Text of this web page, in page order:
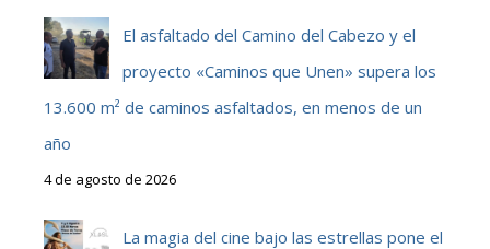
El asfaltado del Camino del Cabezo y el
proyecto «Caminos que Unen» supera los
13.600 m² de caminos asfaltados, en menos de un
año
4 de agosto de 2026
La magia del cine bajo las estrellas pone el